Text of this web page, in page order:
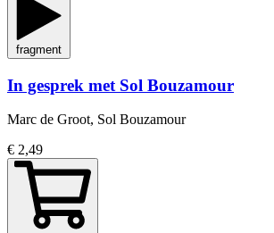
fragment
In gesprek met Sol Bouzamour
Marc de Groot, Sol Bouzamour
€ 2,49